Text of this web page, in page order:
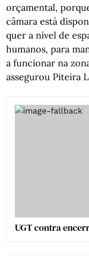
orçamental,
câmara está
quer a nível de
humanos, para
a funcionar na
assegurou Piteira
UGT contra